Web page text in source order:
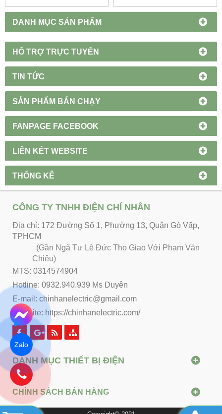
DANH MỤC SẢN PHẨM
HỔ TRỢ TRỰC TUYẾN
TIN TỨC
SẢN PHẨM BÁN CHẠY
FANPAGE FACEBOOK
LIÊN KẾT WEBSITE
THỐNG KÊ
CÔNG TY TNHH ĐIỆN CHÍ NHÂN
Địa chỉ: 172 Đường Số 1, Phường 13, Quận Gò Vấp,
TPHCM
(Gần Ngã Tư Lê Đức Thọ Giao Với Phạm Văn
Chiêu)
MTS: 0314574904
Hotline: 0932.940.939 Ms Duyên
E-mail: chinhanelectric@gmail.com
Website: https://chinhanelectric.com/
DANH MỤC THIẾT BỊ ĐIỆN
CHÍNH SÁCH BÁN HÀNG
Zalo